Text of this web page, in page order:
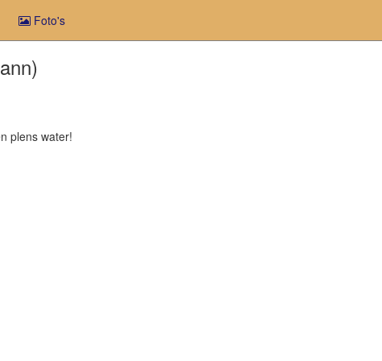
Foto's
plens water!